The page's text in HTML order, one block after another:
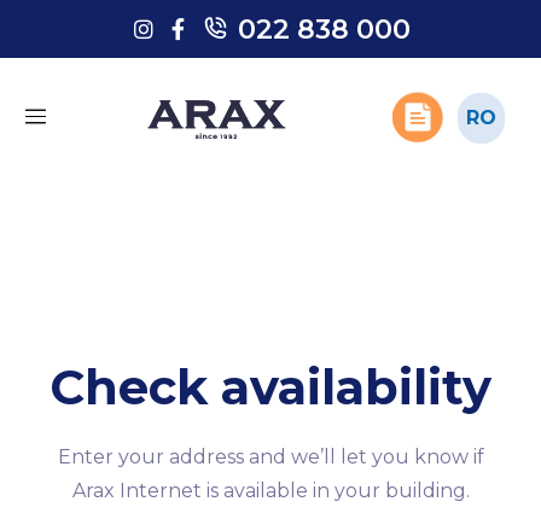
022 838 000
RO
022 838 000
RO
Check availability
Enter your address and we’ll let you know if
Arax Internet is available in your building.